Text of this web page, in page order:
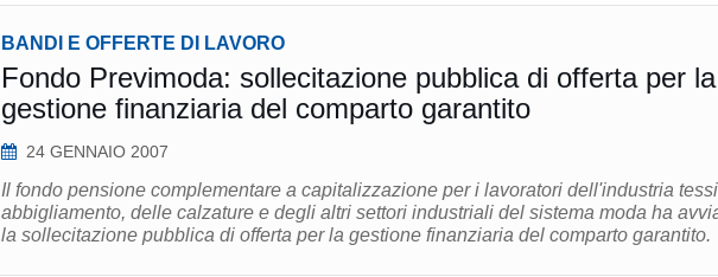
BANDI E OFFERTE DI LAVORO
Fondo Previmoda: sollecitazione pubblica di offerta per la
gestione finanziaria del comparto garantito
24 GENNAIO 2007
Il fondo pensione complementare a capitalizzazione per i lavoratori dell'industria
abbigliamento, delle calzature e degli altri settori industriali del sistema moda ha
la sollecitazione pubblica di offerta per la gestione finanziaria del comparto garantito.